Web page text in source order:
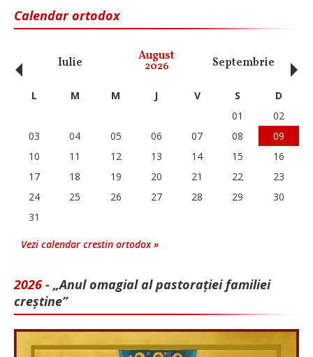
Calendar ortodox
Iulie August
2026 Septembrie
‹ L M M J V S
D
01
02
03
04 05 06 07 08
09
10
11 12 13 14 15
16
17
18 19 20 21 22
23
24
25 26 27 28 29
30
31
Vezi calendar crestin ortodox »
2026 - „Anul omagial al pastorației familiei
creștine”